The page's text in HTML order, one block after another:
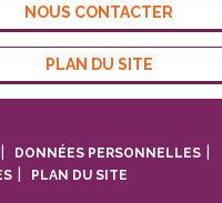
NOUS CONTACTER
PLAN DU SITE
DONNÉES PERSONNELLES
PLAN DU SITE